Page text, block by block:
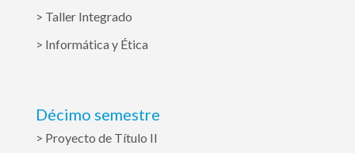
> Taller Integrado
> Informática y Ética
Décimo semestre
> Proyecto de Título II